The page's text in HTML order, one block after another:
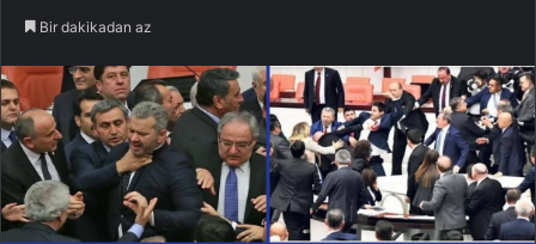
Bir dakikadan az